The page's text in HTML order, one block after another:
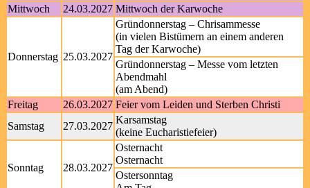
Mittwoch
24.03.2027 Mittwoch der Karwoche
Donnerstag 25.03.2027
Gründonnerstag – Chrisammesse
(in vielen Bistümern an einem anderen
Tag der Karwoche)
Gründonnerstag – Messe vom letzten
Abendmahl
(am Abend)
Freitag
26.03.2027 Feier vom Leiden und Sterben Christi
Samstag
27.03.2027
Karsamstag
(keine Eucharistiefeier)
Sonntag 28.03.2027
Osternacht
Osternacht
Ostersonntag